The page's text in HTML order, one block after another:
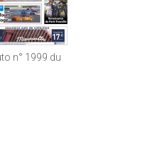
n° 1999 du